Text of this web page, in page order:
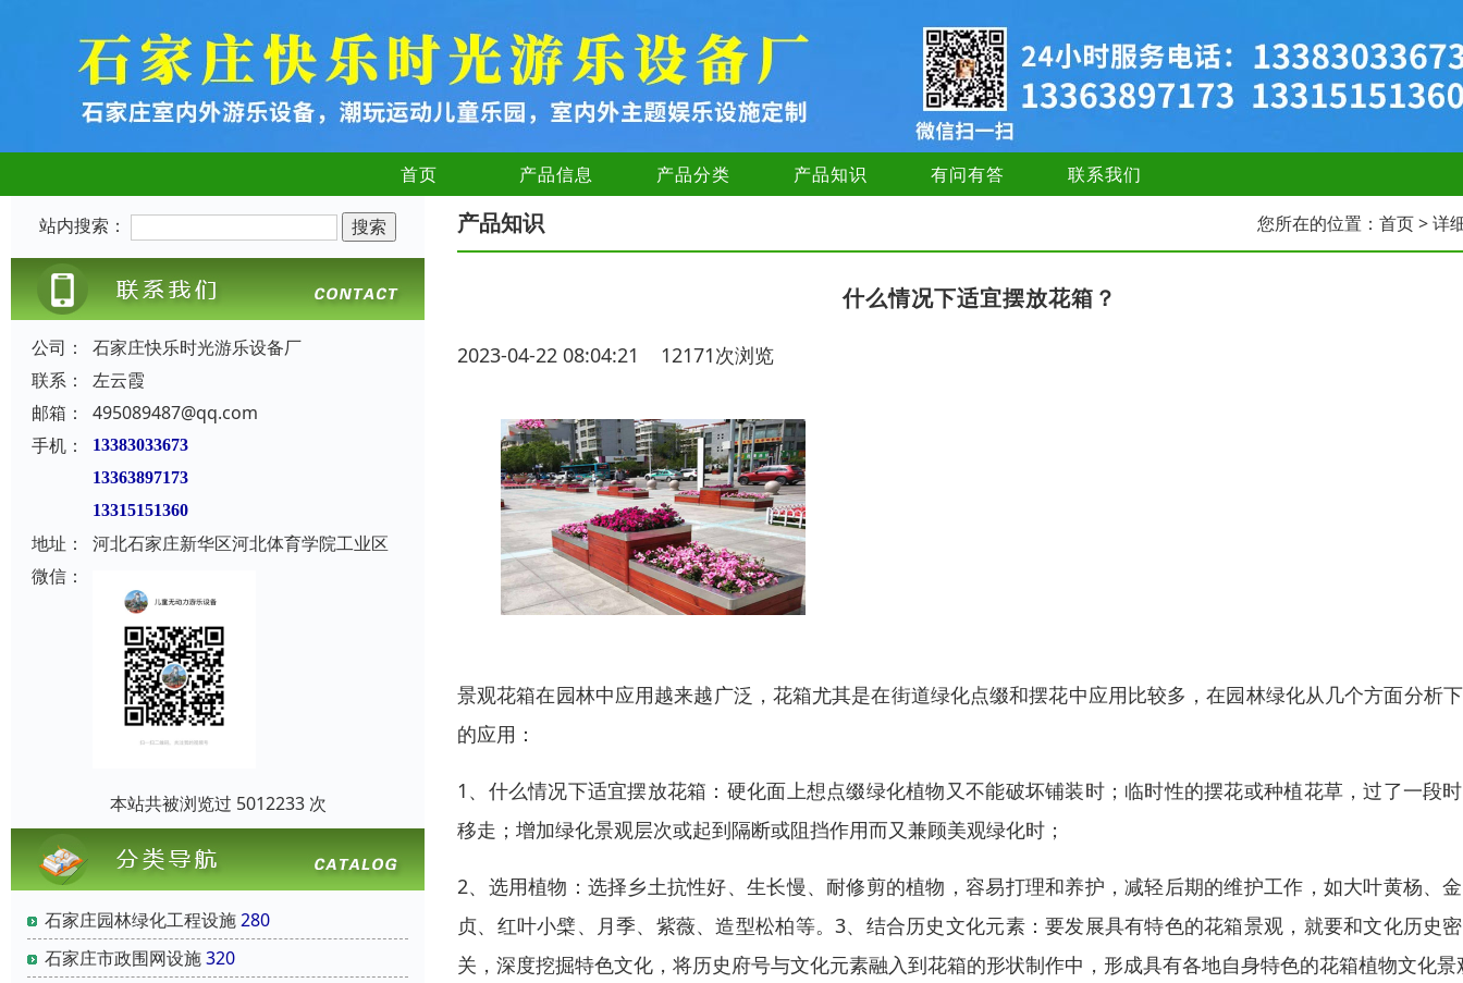
首页 产品信息 产品分类 产品知识 有问有答 联系我们
站内搜索：
公司：
石家庄快乐时光游乐设备厂
联系：
左云霞
邮箱：
495089487@qq.com
手机：
13383033673
13363897173
13315151360
地址：
河北石家庄新华区河北体育学院工业区
微信：
本站共被浏览过 5012233 次
石家庄园林绿化工程设施280
石家庄市政围网设施320
产品知识 您所在的位置： 首页> 详
什么情况下适宜摆放花箱？
2023-04-22 08:04:21 12171次浏览
景观花箱在园林中应用越来越广泛，花箱尤其是在街道绿化点缀和摆花中应用比较多，在园林绿化从几个方面分析
的应用：
1、什么情况下适宜摆放花箱：硬化面上想点缀绿化植物又不能破坏铺装时；临时性的摆花或种植花草，过了一段
移走；增加绿化景观层次或起到隔断或阻挡作用而又兼顾美观绿化时；
2、选用植物：选择乡土抗性好、生长慢、耐修剪的植物，容易打理和养护，减轻后期的维护工作，如大叶黄杨、
贞、红叶小檗、月季、紫薇、造型松柏等。3、结合历史文化元素：要发展具有特色的花箱景观，就要和文化历史
关，深度挖掘特色文化，将历史府号与文化元素融入到花箱的形状制作中，形成具有各地自身特色的花箱植物文化景